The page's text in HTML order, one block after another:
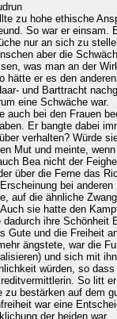
zu hohe ethische
So war er einsam.
nur an sich zu
aber die
was man an der
hätte er es den
und Barttracht
eine Schwäche war.
auch bei den Frauen
Er bangte dabei
verhalten? Würde
Mut und meinte,
Bea nicht der
über die Ferne das
bei
auf die ähnliche
sie hatte den
dadurch ihre Schönheit
Gute und die Freiheit
ängstete, war die
und sich mit
würden, so
So litt
zu bestärken auf dem
war eine
der beiden war.